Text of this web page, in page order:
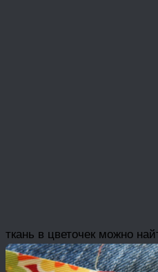
ткань в цветочек можно